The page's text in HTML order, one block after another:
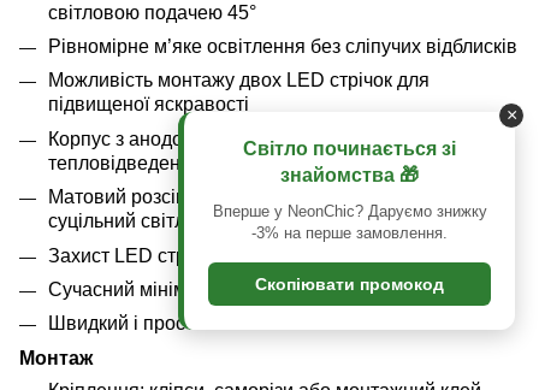
світловою подачею 45°
Рівномірне м’яке освітлення без сліпучих відблисків
Можливість монтажу двох LED стрічок для
підвищеної яскравості
Корпус з анодованого алюмінію з ефективним
тепловідведенням
Матовий розсіювач приховує точки діодів і створює
суцільний світловий потік
Захист LED стрічки від пилу та зовнішніх впливів
Сучасний мінімалістичний дизайн
Швидкий і простий монтаж
Монтаж
×
Світло починається зі
знайомства 🎁
Вперше у NeonChic? Даруємо знижку
-3% на перше замовлення.
Скопіювати промокод